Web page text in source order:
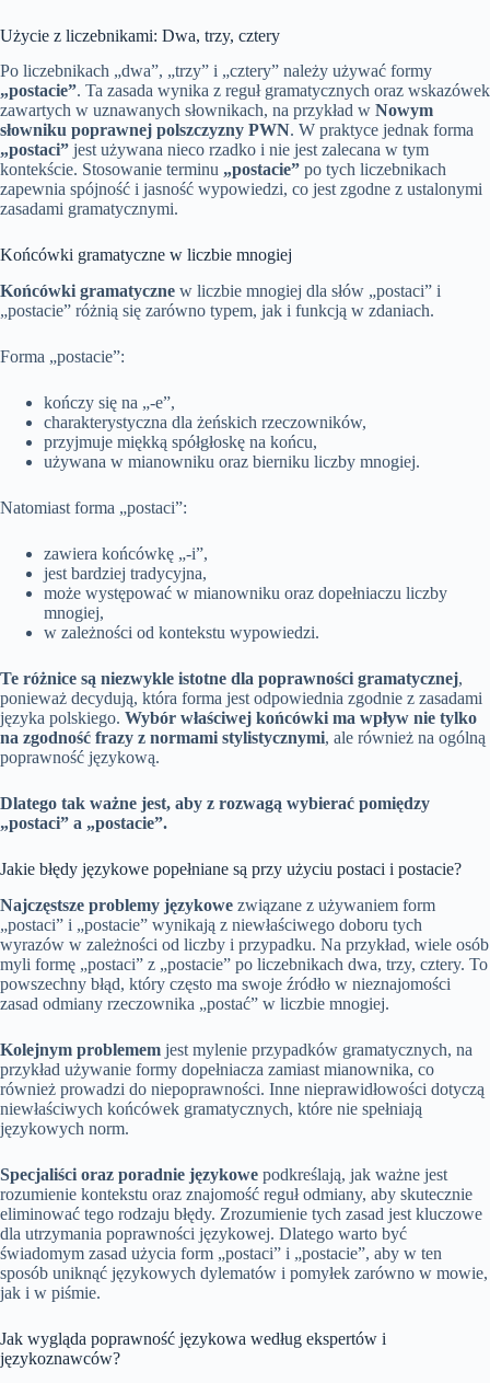
Użycie z liczebnikami: Dwa, trzy, cztery
Po liczebnikach „dwa”, „trzy” i „cztery” należy używać formy
„postacie”. Ta zasada wynika z reguł gramatycznych oraz wskazówek
zawartych w uznawanych słownikach, na przykład w Nowym
słowniku poprawnej polszczyzny PWN. W praktyce jednak forma
„postaci” jest używana nieco rzadko i nie jest zalecana w tym
kontekście. Stosowanie terminu „postacie” po tych liczebnikach
zapewnia spójność i jasność wypowiedzi, co jest zgodne z ustalonymi
zasadami gramatycznymi.
Końcówki gramatyczne w liczbie mnogiej
Końcówki gramatyczne w liczbie mnogiej dla słów „postaci” i
„postacie” różnią się zarówno typem, jak i funkcją w zdaniach.
Forma „postacie”:
kończy się na „-e”,
charakterystyczna dla żeńskich rzeczowników,
przyjmuje miękką spółgłoskę na końcu,
używana w mianowniku oraz bierniku liczby mnogiej.
Natomiast forma „postaci”:
zawiera końcówkę „-i”,
jest bardziej tradycyjna,
może występować w mianowniku oraz dopełniaczu liczby
mnogiej,
w zależności od kontekstu wypowiedzi.
Te różnice są niezwykle istotne dla poprawności gramatycznej,
ponieważ decydują, która forma jest odpowiednia zgodnie z zasadami
języka polskiego. Wybór właściwej końcówki ma wpływ nie tylko
na zgodność frazy z normami stylistycznymi, ale również na ogólną
poprawność językową.
Dlatego tak ważne jest, aby z rozwagą wybierać pomiędzy
„postaci” a „postacie”.
Jakie błędy językowe popełniane są przy użyciu postaci i postacie?
Najczęstsze problemy językowe związane z używaniem form
„postaci” i „postacie” wynikają z niewłaściwego doboru tych
wyrazów w zależności od liczby i przypadku. Na przykład, wiele osób
myli formę „postaci” z „postacie” po liczebnikach dwa, trzy, cztery. To
powszechny błąd, który często ma swoje źródło w nieznajomości
zasad odmiany rzeczownika „postać” w liczbie mnogiej.
Kolejnym problemem jest mylenie przypadków gramatycznych, na
przykład używanie formy dopełniacza zamiast mianownika, co
również prowadzi do niepoprawności. Inne nieprawidłowości dotyczą
niewłaściwych końcówek gramatycznych, które nie spełniają
językowych norm.
Specjaliści oraz poradnie językowe podkreślają, jak ważne jest
rozumienie kontekstu oraz znajomość reguł odmiany, aby skutecznie
eliminować tego rodzaju błędy. Zrozumienie tych zasad jest kluczowe
dla utrzymania poprawności językowej. Dlatego warto być
świadomym zasad użycia form „postaci” i „postacie”, aby w ten
sposób uniknąć językowych dylematów i pomyłek zarówno w mowie,
jak i w piśmie.
Jak wygląda poprawność językowa według ekspertów i
językoznawców?